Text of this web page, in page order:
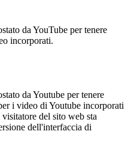
da YouTube per tenere
incorporati.
da Youtube per tenere
i video di Youtube incorporati
del sito web sta
dell'interfaccia di